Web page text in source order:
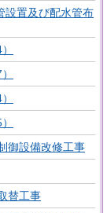
設置及び配水管布
御設備改修工事
替工事